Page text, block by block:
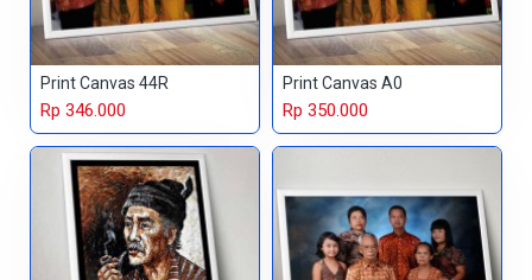
Print Canvas 44R
Rp 346.000
Print Canvas A0
Rp 350.000